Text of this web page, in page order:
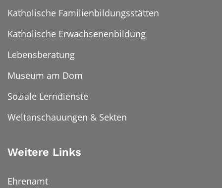
Katholische Familienbildungsstätten
Katholische Erwachsenenbildung
Lebensberatung
Museum am Dom
Soziale Lerndienste
Weltanschauungen & Sekten
Weitere Links
Ehrenamt